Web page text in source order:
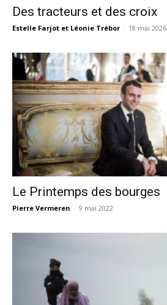
Des tracteurs et des croix
Estelle Farjot et Léonie Trébor - 18 mai 2026
Le Printemps des bourges
Pierre Vermeren - 9 mai 2022